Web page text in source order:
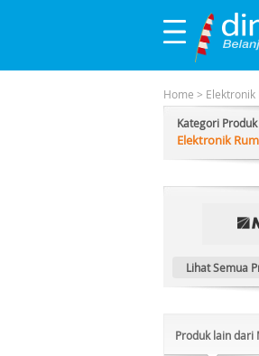
Home > Elektronik
Kategori Produk
Elektronik
Lihat Semua
Produk lain dari